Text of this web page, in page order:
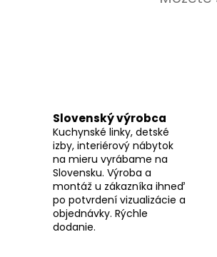
Slovenský výrobca
Kuchynské linky, detské
izby, interiérový nábytok
na mieru vyrábame na
Slovensku. Výroba a
montáž u zákazníka ihneď
po potvrdení vizualizácie a
objednávky. Rýchle
dodanie.